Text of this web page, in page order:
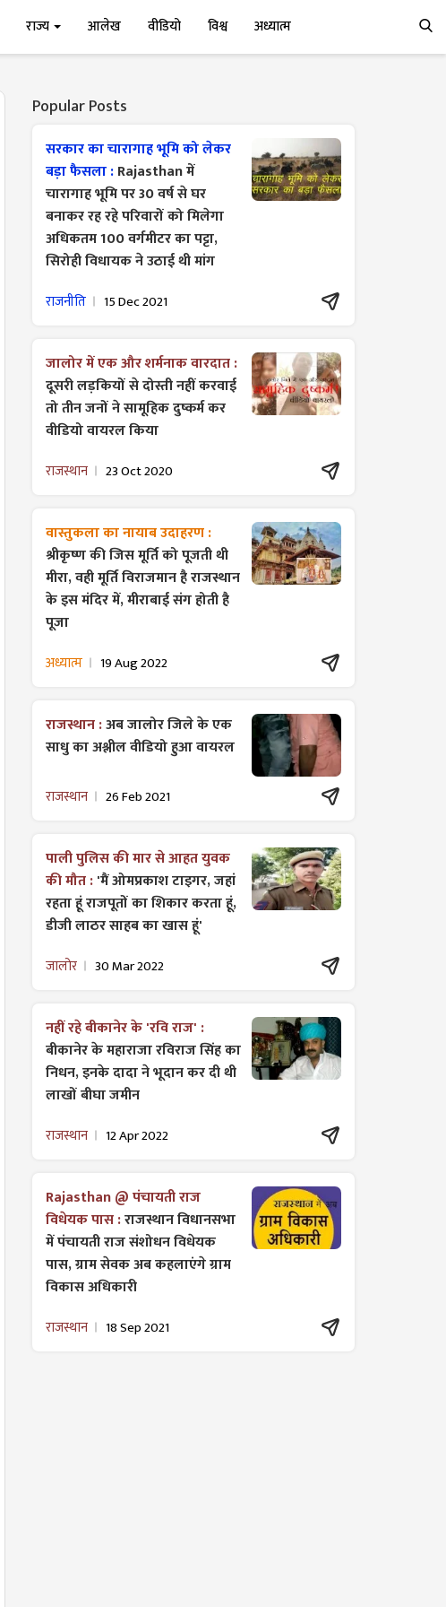
राज्य आलेख वीडियो विश्व अध्यात्म
Popular Posts
सरकार का चारागाह भूमि को लेकर
बड़ा फैसला :Rajasthan में
चारागाह भूमि पर 30 वर्ष से घर
बनाकर रह रहे परिवारों को मिलेगा
अधिकतम 100 वर्गमीटर का पट्टा,
सिरोही विधायक ने उठाई थी मांग
राजनीति 15 Dec 2021
जालोर में एक और शर्मनाक वारदात :
दूसरी लड़कियों से दोस्ती नहीं करवाई
तो तीन जनों ने सामूहिक दुष्कर्म कर
वीडियो वायरल किया
राजस्थान 23 Oct 2020
वास्तुकला का नायाब उदाहरण :
श्रीकृष्ण की जिस मूर्ति को पूजती थी
मीरा, वही मूर्ति विराजमान है राजस्थान
के इस मंदिर में, मीराबाई संग होती है
पूजा
अध्यात्म 19 Aug 2022
राजस्थान :अब जालोर जिले के एक
साधु का अश्लील वीडियो हुआ वायरल
राजस्थान 26 Feb 2021
पाली पुलिस की मार से आहत युवक
की मौत :'मैं ओमप्रकाश टाइगर, जहां
रहता हूं राजपूतों का शिकार करता हूं,
डीजी लाठर साहब का खास हूं'
जालोर 30 Mar 2022
नहीं रहे बीकानेर के 'रवि राज' :
बीकानेर के महाराजा रविराज सिंह का
निधन, इनके दादा ने भूदान कर दी थी
लाखों बीघा जमीन
राजस्थान 12 Apr 2022
Rajasthan @ पंचायती राज
विधेयक पास :राजस्थान विधानसभा
में पंचायती राज ​संशोधन विधेयक
पास, ग्राम सेवक अब कहलाएंगे ग्राम
विकास अधिकारी
राजस्थान 18 Sep 2021